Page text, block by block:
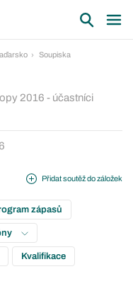
Soupiska
2016 - účastníci
Přidat soutěž do záložek
zápasů
Kvalifikace